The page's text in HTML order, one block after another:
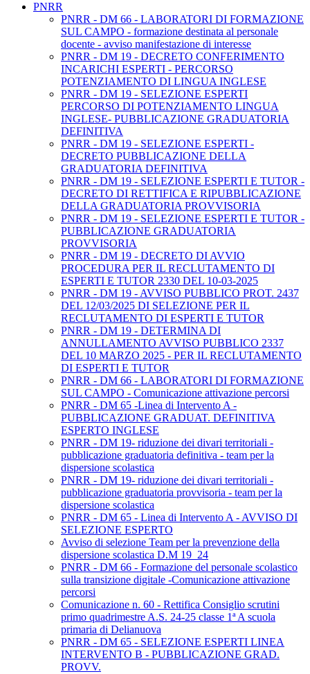
PNRR
PNRR - DM 66 - LABORATORI DI FORMAZIONE
SUL CAMPO - formazione destinata al personale
docente - avviso manifestazione di interesse
PNRR - DM 19 - DECRETO CONFERIMENTO
INCARICHI ESPERTI - PERCORSO
POTENZIAMENTO DI LINGUA INGLESE
PNRR - DM 19 - SELEZIONE ESPERTI
PERCORSO DI POTENZIAMENTO LINGUA
INGLESE- PUBBLICAZIONE GRADUATORIA
DEFINITIVA
PNRR - DM 19 - SELEZIONE ESPERTI -
DECRETO PUBBLICAZIONE DELLA
GRADUATORIA DEFINITIVA
PNRR - DM 19 - SELEZIONE ESPERTI E TUTOR -
DECRETO DI RETTIFICA E RIPUBBLICAZIONE
DELLA GRADUATORIA PROVVISORIA
PNRR - DM 19 - SELEZIONE ESPERTI E TUTOR -
PUBBLICAZIONE GRADUATORIA
PROVVISORIA
PNRR - DM 19 - DECRETO DI AVVIO
PROCEDURA PER IL RECLUTAMENTO DI
ESPERTI E TUTOR 2330 DEL 10-03-2025
PNRR - DM 19 - AVVISO PUBBLICO PROT. 2437
DEL 12/03/2025 DI SELEZIONE PER IL
RECLUTAMENTO DI ESPERTI E TUTOR
PNRR - DM 19 - DETERMINA DI
ANNULLAMENTO AVVISO PUBBLICO 2337
DEL 10 MARZO 2025 - PER IL RECLUTAMENTO
DI ESPERTI E TUTOR
PNRR - DM 66 - LABORATORI DI FORMAZIONE
SUL CAMPO - Comunicazione attivazione percorsi
PNRR - DM 65 -Linea di Intervento A -
PUBBLICAZIONE GRADUAT. DEFINITIVA
ESPERTO INGLESE
PNRR - DM 19- riduzione dei divari territoriali -
pubblicazione graduatoria definitiva - team per la
dispersione scolastica
PNRR - DM 19- riduzione dei divari territoriali -
pubblicazione graduatoria provvisoria - team per la
dispersione scolastica
PNRR - DM 65 - Linea di Intervento A - AVVISO DI
SELEZIONE ESPERTO
Avviso di selezione Team per la prevenzione della
dispersione scolastica D.M 19_24
PNRR - DM 66 - Formazione del personale scolastico
sulla transizione digitale -Comunicazione attivazione
percorsi
Comunicazione n. 60 - Rettifica Consiglio scrutini
primo quadrimestre A.S. 24-25 classe 1ª A scuola
primaria di Delianuova
PNRR - DM 65 - SELEZIONE ESPERTI LINEA
INTERVENTO B - PUBBLICAZIONE GRAD.
PROVV.